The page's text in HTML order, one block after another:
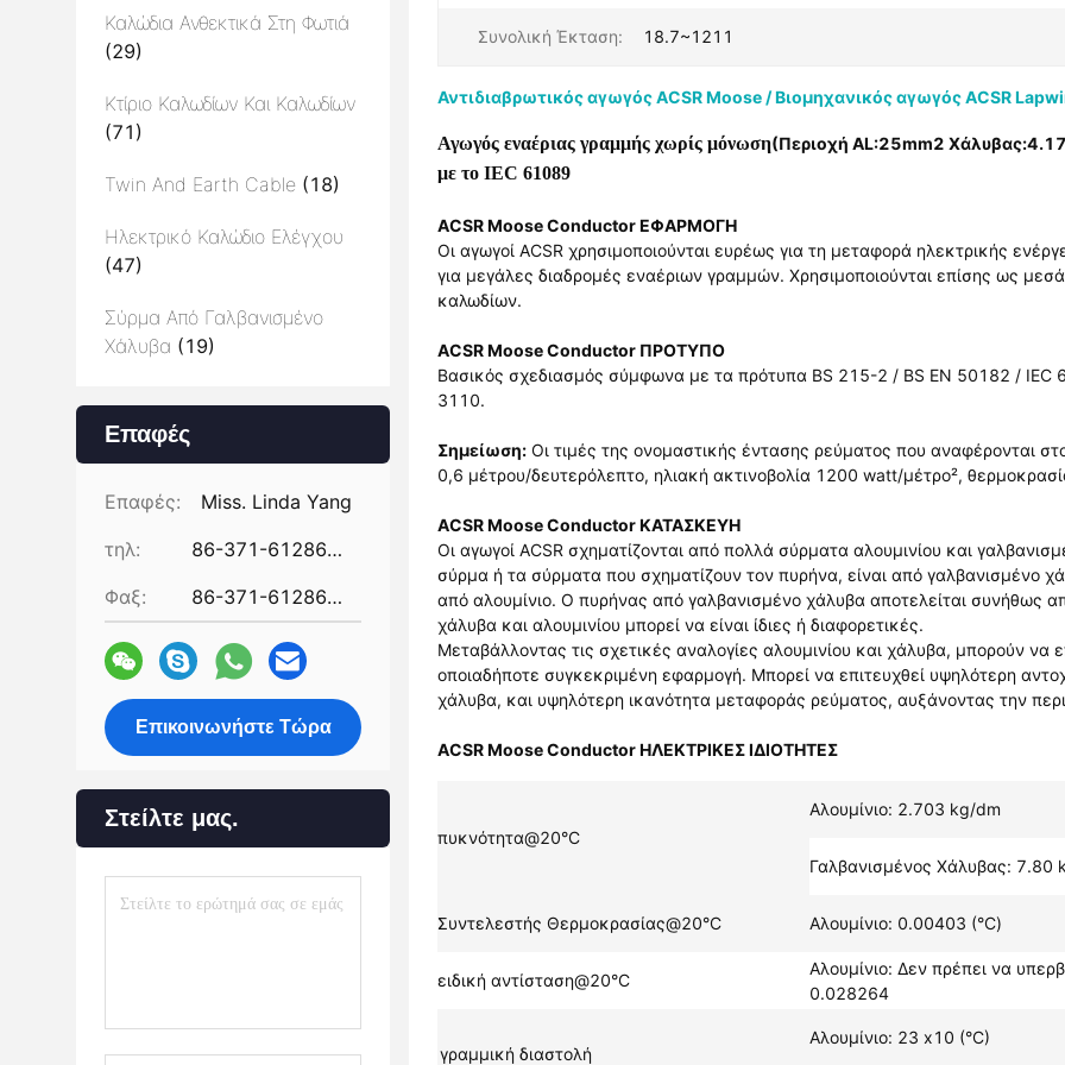
Καλώδια Ανθεκτικά Στη Φωτιά
(29)
Κτίριο Καλωδίων Και Καλωδίων
(71)
Twin And Earth Cable (18)
Ηλεκτρικό Καλώδιο Ελέγχου
(47)
Σύρμα Από Γαλβανισμένο
Χάλυβα (19)
Επαφές
Επαφές:
Miss. Linda Yang
τηλ:
86-371-61286031
Φαξ:
86-371-61286032
Επικοινωνήστε Τώρα
Στείλτε μας.
Συνολική Έκταση: 18.7~1211
Αντιδιαβρωτικός αγωγός ACSR Moose / Βιομηχανικός αγωγός ACSR
Αγωγός εναέριας γραμμής χωρίς μόνωση(Περιοχή AL:25mm2
με το IEC 61089
ACSR Moose Conductor ΕΦΑΡΜΟΓΗ
Οι αγωγοί ACSR χρησιμοποιούνται ευρέως για τη μεταφορά ηλεκτρικής
για μεγάλες διαδρομές εναέριων γραμμών. Χρησιμοποιούνται επίσης ως
καλωδίων.
ACSR Moose Conductor ΠΡΟΤΥΠΟ
Βασικός σχεδιασμός σύμφωνα με τα πρότυπα BS 215-2 / BS EN 50182 /
3110.
Σημείωση: Οι τιμές της ονομαστικής έντασης ρεύματος που αναφέρονται
0,6 μέτρου/δευτερόλεπτο, ηλιακή ακτινοβολία 1200 watt/μέτρο²,
ACSR Moose Conductor ΚΑΤΑΣΚΕΥΗ
Οι αγωγοί ACSR σχηματίζονται από πολλά σύρματα αλουμινίου και
σύρμα ή τα σύρματα που σχηματίζουν τον πυρήνα, είναι από γαλβανισμένο
από αλουμίνιο. Ο πυρήνας από γαλβανισμένο χάλυβα αποτελείται συνήθως
χάλυβα και αλουμινίου μπορεί να είναι ίδιες ή διαφορετικές.
Μεταβάλλοντας τις σχετικές αναλογίες αλουμινίου και χάλυβα, μπορούν να
οποιαδήποτε συγκεκριμένη εφαρμογή. Μπορεί να επιτευχθεί υψηλότερη
χάλυβα, και υψηλότερη ικανότητα μεταφοράς ρεύματος, αυξάνοντας την
ACSR Moose Conductor ΗΛΕΚΤΡΙΚΕΣ ΙΔΙΟΤΗΤΕΣ
πυκνότητα@20°C
Αλουμίνιο: 2.703 kg/dm
Γαλβανισμένος Χάλυβας: 7.80
Συντελεστής Θερμοκρασίας@20°C Αλουμίνιο: 0.00403 (°C)
ειδική αντίσταση@20°C
Αλουμίνιο: Δεν πρέπει να
0.028264
γραμμική διαστολή
Αλουμίνιο: 23 x10 (°C)